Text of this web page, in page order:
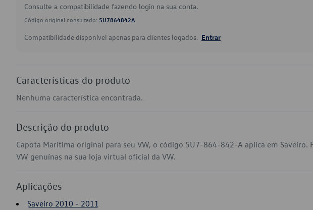
Consulte a compatibilidade fazendo login na sua conta.
Código original consultado: 5U7864842A
Compatibilidade disponível apenas para clientes logados. Entrar
Características do produto
Nenhuma característica encontrada.
Descrição do produto
Capota Marítima original para seu VW, o código 5U7-864-842-A aplica em Saveiro.
VW genuínas na sua loja virtual oficial da VW.
Aplicações
Saveiro 2010 - 2011